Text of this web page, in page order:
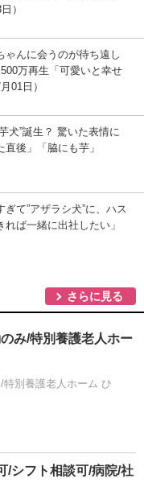
）
ゃんに会うのが待ち遠し
万再生「可愛いと幸せ
01日）
犬”誕生？ 驚いた表情に
後」「脇にも芋」
て”アザラシ犬”に、ハス
ば一緒に出社したい」
さらに見る
み/特別養護老人ホー
別養護老人ホーム ひ
/シフト相談可/病院/社